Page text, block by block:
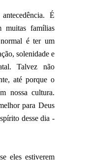
É
muitas famílias
é ter um
solenidade e
Talvez não
até porque o
nossa cultura.
para Deus
desse dia -
eles estiverem